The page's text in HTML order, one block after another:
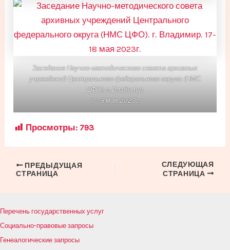
Заседание Научно-методического совета архивных
учреждений Центрального федерального округа (НМС
ЦФО). г. Владимир.
17-18 мая 2023г.
Просмотры: 793
Навигация
ПРЕДЫДУЩАЯ
СТРАНИЦА
СЛЕДУЮЩАЯ
СТРАНИЦА
Перечень государственных услуг
Социально-правовые запросы
Генеалогические запросы